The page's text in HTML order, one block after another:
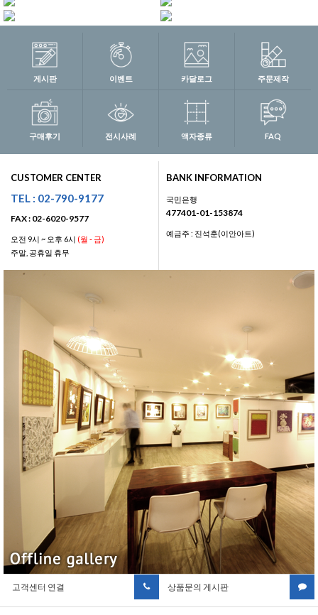
게시판 이벤트 카달로그 주문제작
구매후기 전시사례 액자종류 FAQ
CUSTOMER CENTER
TEL : 02-790-9177
FAX : 02-6020-9577
오전 9시 ~ 오후 6시 (월 - 금)
주말, 공휴일 휴무
BANK INFORMATION
국민은행
477401-01-153874
예금주 : 진석훈(이안아트)
고객센터 연결 상품문의 게시판